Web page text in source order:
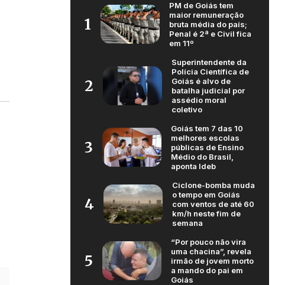
1
PM de Goiás tem
maior remuneração
bruta média do país;
Penal é 2ª e Civil fica
em 11º
2
Superintendente da
Polícia Científica de
Goiás é alvo de
batalha judicial por
assédio moral
coletivo
3
Goiás tem 7 das 10
melhores escolas
públicas de Ensino
Médio do Brasil,
aponta Ideb
4
Ciclone-bomba muda
o tempo em Goiás
com ventos de até 60
km/h neste fim de
semana
5
“Por pouco não vira
uma chacina”, revela
irmão de jovem morto
a mando do pai em
Goiás